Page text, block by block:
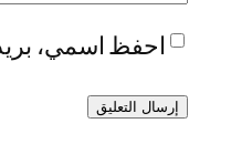
احفظ اسمي،